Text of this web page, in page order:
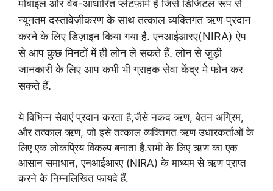
मोबाइल और वेब-आधारित प्लेटफ़ॉर्म है जिसे डिजिटल रूप से
न्यूनतम दस्तावेज़ीकरण के साथ तत्काल व्यक्तिगत ऋण प्रदान
करने के लिए डिज़ाइन किया गया है. एनआईआरए(NIRA) ऐप
से आप कुछ मिनटों में ही लोन ले सकते हैं. लोन से जुड़ी
जानकारी के लिए आप कभी भी ग्राहक सेवा केंद्र मे फोन कर
सकते हैं.
ये विभिन्न सेवाएं प्रदान करता है,जैसे नकद ऋण, वेतन अग्रिम,
और तत्काल ऋण, जो इसे तत्काल व्यक्तिगत ऋण उधारकर्ताओं के
लिए एक लोकप्रिय विकल्प बनाता है.सभी के लिए ऋण का एक
आसान समाधान, एनआईआरए (NIRA) के माध्यम से ऋण प्राप्त
करने के निम्नलिखित फायदे हैं.